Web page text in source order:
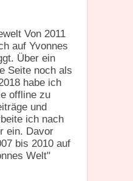
Von 2011
auf Yvonnes
Über ein
Seite noch als
habe ich
offline zu
und
ich nach
ein. Davor
bis 2010 auf
Welt"